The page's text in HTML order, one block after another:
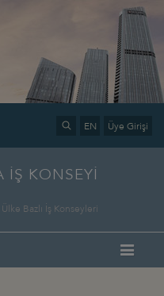
EN Üye Girişi
İŞ KONSEYİ
Ülke Bazlı İş Konseyleri